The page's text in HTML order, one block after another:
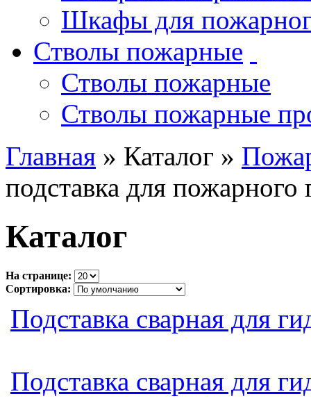
Шкафы для
Стволы пожарные
Стволы пожарные
Стволы пожарные
Главная » Каталог »
подставка для пожарного
Каталог
На странице:
Сортировка:
Подставка сварная для
Подставка сварная для